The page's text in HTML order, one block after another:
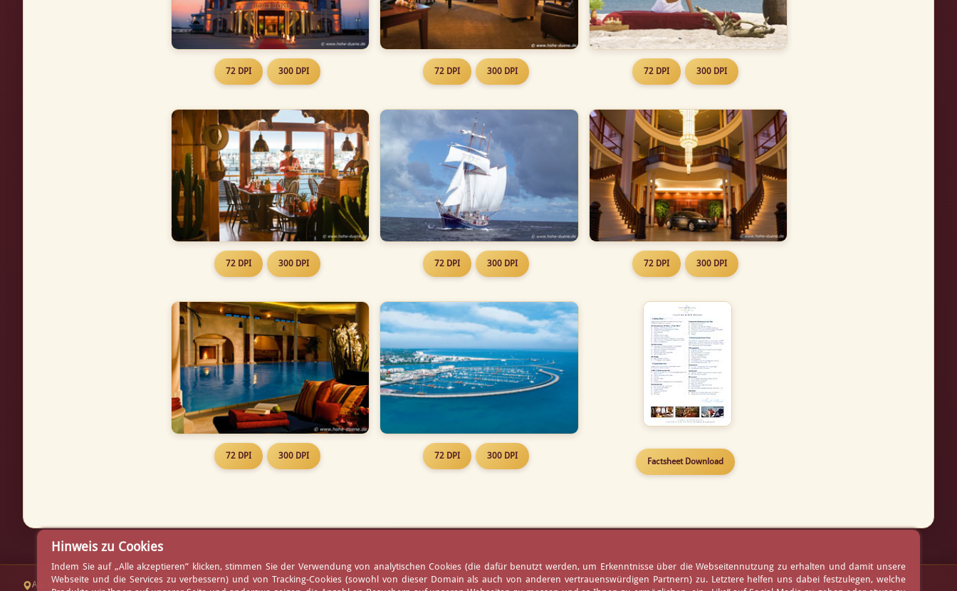
72 DPI 300 DPI 72 DPI 300 DPI 72 DPI 300 DPI
72 DPI 300 DPI 72 DPI 300 DPI 72 DPI 300 DPI
72 DPI 300 DPI 72 DPI 300 DPI
Factsheet Download
Am Yachthafen 1 Tischreservierung Öffnungszeiten Presse AGB
Hinweis zu Cookies
Indem Sie auf „Alle akzeptieren” klicken, stimmen Sie der Verwendung von analytischen Cookies (die dafür benutzt werden, um Erkenntnisse über die Webseitennutzung zu erhalten und damit unsere
Webseite und die Services zu verbessern) und von Tracking-Cookies (sowohl von dieser Domain als auch von anderen vertrauenswürdigen Partnern) zu. Letztere helfen uns dabei festzulegen, welche